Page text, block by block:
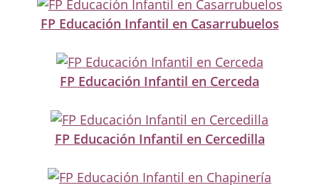
FP Educación Infantil en Casarrubuelos
FP Educación Infantil en Cerceda
FP Educación Infantil en Cercedilla